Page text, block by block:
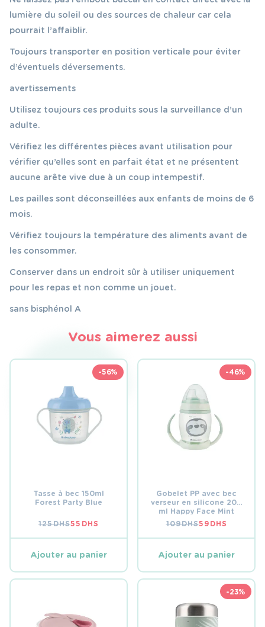
lumière du soleil ou des sources de chaleur car cela
pourrait l’affaiblir.
Toujours transporter en position verticale pour éviter
d’éventuels déversements.
avertissements
Utilisez toujours ces produits sous la surveillance d’un
adulte.
Vérifiez les différentes pièces avant utilisation pour
vérifier qu’elles sont en parfait état et ne présentent
aucune arête vive due à un coup intempestif.
Les pailles sont déconseillées aux enfants de moins de 6
mois.
Vérifiez toujours la température des aliments avant de
les consommer.
Conserver dans un endroit sûr à utiliser uniquement
pour les repas et non comme un jouet.
sans bisphénol A
Vous aimerez aussi
-56%
Tasse à bec 150ml
Forest Party Blue
125DHSLE
PRIX
ÉTAIT :
55 DHS
LE
PRIX
EST :
Ajouter au panier
-46%
Gobelet PP avec bec
verseur en silicone 200
ml Happy Face Mint
109DHSLE
PRIX
ÉTAIT :
59 DHS
LE
PRIX
EST :
Ajouter au panier
-23%